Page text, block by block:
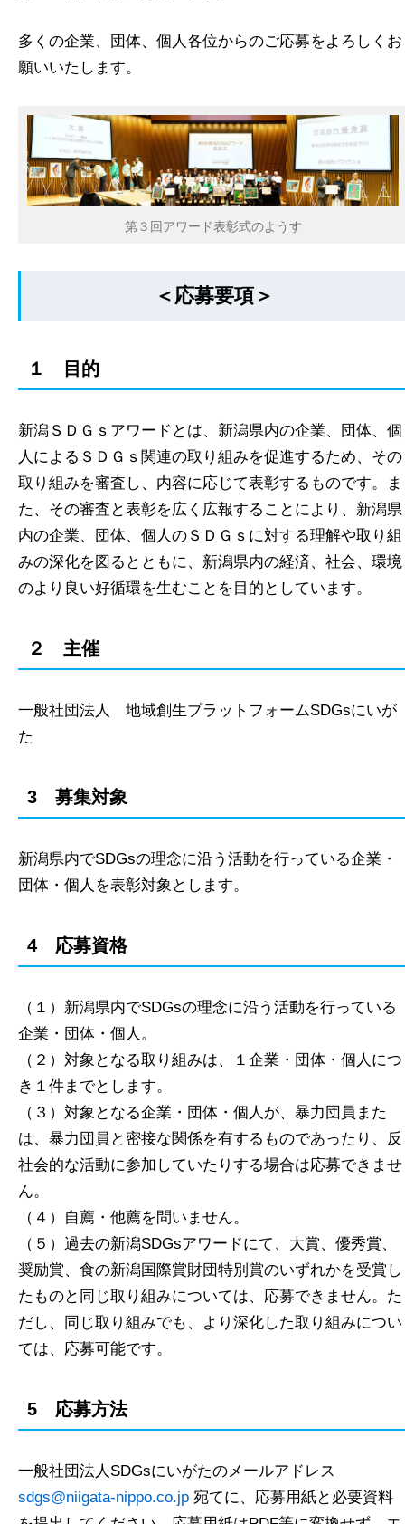
多くの企業、団体、個人各位からのご応募をよろしくお
願いいたします。
第３回アワード表彰式のようす
＜応募要項＞
１ 目的
新潟ＳＤＧｓアワードとは、新潟県内の企業、団体、個
人によるＳＤＧｓ関連の取り組みを促進するため、その
取り組みを審査し、内容に応じて表彰するものです。ま
た、その審査と表彰を広く広報することにより、新潟県
内の企業、団体、個人のＳＤＧｓに対する理解や取り組
みの深化を図るとともに、新潟県内の経済、社会、環境
のより良い好循環を生むことを目的としています。
２ 主催
一般社団法人 地域創生プラットフォームSDGsにいが
た
3 募集対象
新潟県内でSDGsの理念に沿う活動を行っている企業・
団体・個人を表彰対象とします。
4 応募資格
（１）新潟県内でSDGsの理念に沿う活動を行っている
企業・団体・個人。
（２）対象となる取り組みは、１企業・団体・個人につ
き１件までとします。
（３）対象となる企業・団体・個人が、暴力団員また
は、暴力団員と密接な関係を有するものであったり、反
社会的な活動に参加していたりする場合は応募できませ
ん。
（４）自薦・他薦を問いません。
（５）過去の新潟SDGsアワードにて、大賞、優秀賞、
奨励賞、食の新潟国際賞財団特別賞のいずれかを受賞し
たものと同じ取り組みについては、応募できません。た
だし、同じ取り組みでも、より深化した取り組みについ
ては、応募可能です。
5 応募方法
一般社団法人SDGsにいがたのメールアドレス
sdgs@niigata-nippo.co.jp 宛てに、応募用紙と必要資料